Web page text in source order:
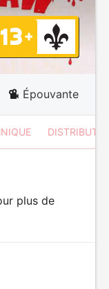
Épouvante
plus de